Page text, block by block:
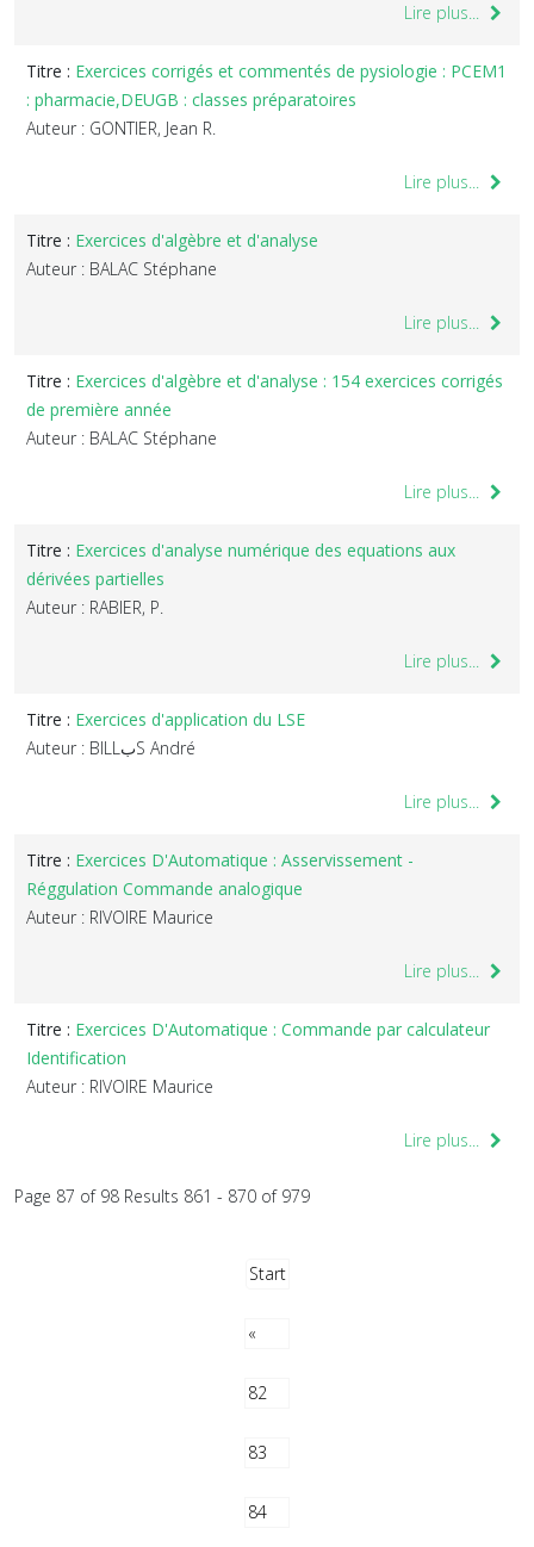
Lire plus...
Titre : Exercices corrigés et commentés de pysiologie : PCEM1
: pharmacie,DEUGB : classes préparatoires
Auteur : GONTIER, Jean R.
Lire plus...
Titre : Exercices d'algèbre et d'analyse
Auteur : BALAC Stéphane
Lire plus...
Titre : Exercices d'algèbre et d'analyse : 154 exercices corrigés
de première année
Auteur : BALAC Stéphane
Lire plus...
Titre : Exercices d'analyse numérique des equations aux
dérivées partielles
Auteur : RABIER, P.
Lire plus...
Titre : Exercices d'application du LSE
Auteur : BILLبS André
Lire plus...
Titre : Exercices D'Automatique : Asservissement -
Réggulation Commande analogique
Auteur : RIVOIRE Maurice
Lire plus...
Titre : Exercices D'Automatique : Commande par calculateur
Identification
Auteur : RIVOIRE Maurice
Lire plus...
Page 87 of 98 Results 861 - 870 of 979
Start
«
82
83
84